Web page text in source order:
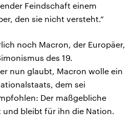
Feindschaft einem
den sie nicht versteht.“
noch Macron, der Europäer,
des 19.
nun glaubt, Macron wolle ein
dem sei
Der maßgebliche
und bleibt für ihn die Nation.